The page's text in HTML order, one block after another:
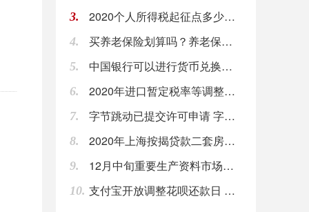
3. 2020个人所得税起征点多少？个人所得税如何计算
4. 买养老保险划算吗？养老保险怎么买?
5. 中国银行可以进行货币兑换吗?中国银行外币兑换流程
6. 2020年进口暂定税率等调整方案的通知 7月1日起，取消7项信息技术产品进口暂定税率
7. 字节跳动已提交许可申请 字节跳动是做什么的
8. 2020年上海按揭贷款二套房的利率是多少？
9. 12月中旬重要生产资料市场价格：21种上涨 23种下降
10. 支付宝开放调整花呗还款日 明年1万家机构分期免息